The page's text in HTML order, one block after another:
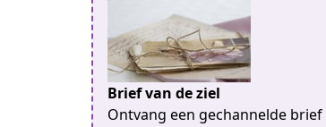
Brief van de ziel
Ontvang een gechannelde